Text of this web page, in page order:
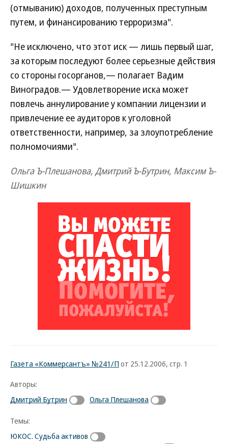
(отмыванию) доходов, полученных преступным
путем, и финансированию терроризма".
"Не исключено, что этот иск — лишь первый шаг,
за которым последуют более серьезные действия
со стороны госорганов,— полагает Вадим
Виноградов.— Удовлетворение иска может
повлечь аннулирование у компании лицензии и
привлечение ее аудиторов к уголовной
ответственности, например, за злоупотребление
полномочиями".
Ольга Ъ-Плешанова, Дмитрий Ъ-Бутрин, Максим Ъ-
Шишкин
Газета «Коммерсантъ» №241/П от 25.12.2006, стр. 1
Авторы:
Дмитрий Бутрин
Ольга Плешанова
Темы:
ЮКОС. Судьба активов